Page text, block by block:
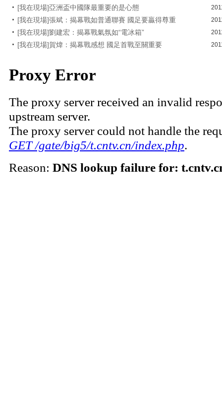
[我在現場]亞洲盃中國隊最重要的是心態
[我在現場]張斌：揭幕戰如普通聯賽 國足要贏得尊重
[我在現場]劉建宏：揭幕戰氣氛如“電冰箱”
[我在現場]賀煒：揭幕戰感想 國足首戰至關重要